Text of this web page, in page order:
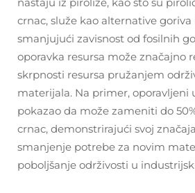
crnac, služe kao alternative goriva
smanjujući zavisnost od fosilnih
oporavka resursa može značajno
skrpnosti resursa pružanjem
materijala. Na primer, oporavljeni
pokazao da može zameniti do
crnac, demonstrirajući svoj
smanjenje potrebe za novim
poboljšanje održivosti u